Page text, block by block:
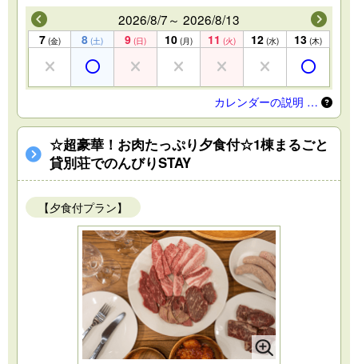
2026/8/7～ 2026/8/13
7 (金) 8 (土) 9 (日) 10 (月) 11 (火) 12 (水) 13 (木)
カレンダーの説明 …
☆超豪華！お肉たっぷり夕食付☆1棟まるごと
貸別荘でのんびりSTAY
【夕食付プラン】